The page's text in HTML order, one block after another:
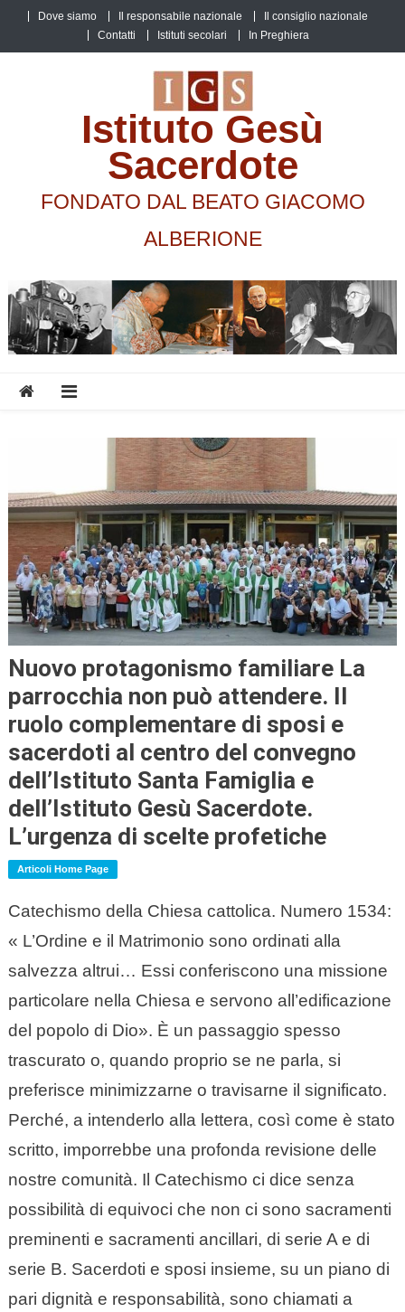
content
Dove siamo Il responsabile nazionale
Il consiglio nazionale
Contatti
Istituti secolari In Preghiera
Istituto Gesù
Sacerdote
FONDATO DAL BEATO GIACOMO
ALBERIONE
Nuovo protagonismo familiare La
parrocchia non può attendere. Il
ruolo complementare di sposi e
sacerdoti al centro del convegno
dell’Istituto Santa Famiglia e
dell’Istituto Gesù Sacerdote.
L’urgenza di scelte profetiche
Articoli Home Page
Catechismo della Chiesa cattolica. Numero 1534:
« L’Ordine e il Matrimonio sono ordinati alla
salvezza altrui… Essi conferiscono una missione
particolare nella Chiesa e servono all’edificazione
del popolo di Dio». È un passaggio spesso
trascurato o, quando proprio se ne parla, si
preferisce minimizzarne o travisarne il significato.
Perché, a intenderlo alla lettera, così come è stato
scritto, imporrebbe una profonda revisione delle
nostre comunità. Il Catechismo ci dice senza
possibilità di equivoci che non ci sono sacramenti
preminenti e sacramenti ancillari, di serie A e di
serie B. Sacerdoti e sposi insieme, su un piano di
pari dignità e responsabilità, sono chiamati a